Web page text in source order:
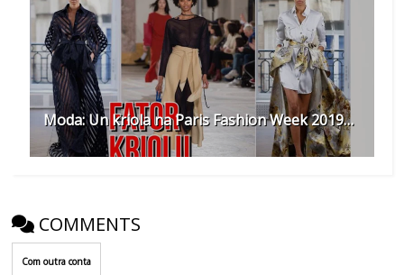
Moda: Un kriola na Paris Fashion Week 2019…
COMMENTS
Com outra conta